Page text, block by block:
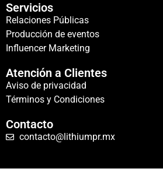
Servicios
Relaciones Públicas
Producción de eventos
Influencer Marketing
Atención a Clientes
Aviso de privacidad
Términos y Condiciones
Contacto
contacto@lithiumpr.mx